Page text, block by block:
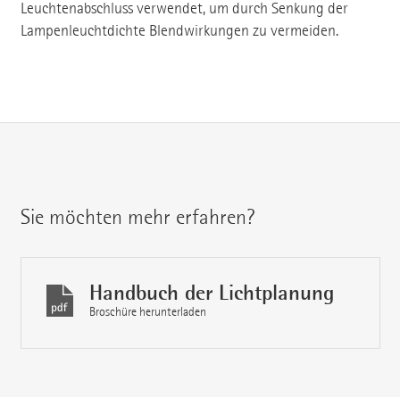
Leuchtenabschluss verwendet, um durch Senkung der
Lampenleuchtdichte Blendwirkungen zu vermeiden.
Sie möchten mehr erfahren?
Handbuch der Lichtplanung
Broschüre herunterladen